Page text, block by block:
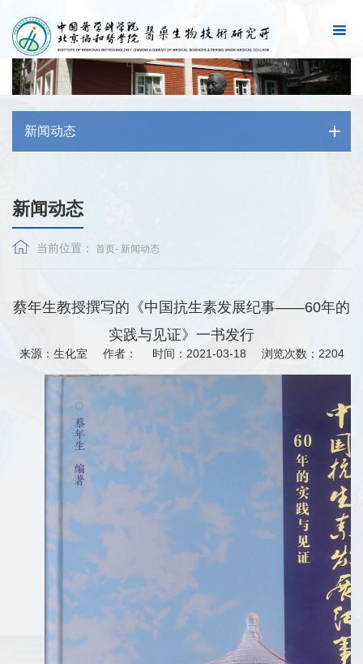
新闻动态
新闻动态
当前位置： 首页- 新闻动态
蔡年生教授撰写的《中国抗生素发展纪事——60年的
实践与见证》一书发行
来源：生化室 作者： 时间：2021-03-18 浏览次数： 2204